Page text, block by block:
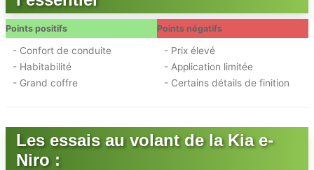
Points positifs Points négatifs
- Confort de conduite
- Habitabilité
- Grand coffre
- Prix élevé
- Application limitée
- Certains détails de finition
Les essais au volant de la Kia e-
Niro :